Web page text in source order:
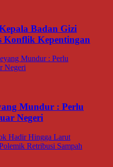
Badan Gizi
Konflik Kepentingan
Mundur : Perlu
Negeri